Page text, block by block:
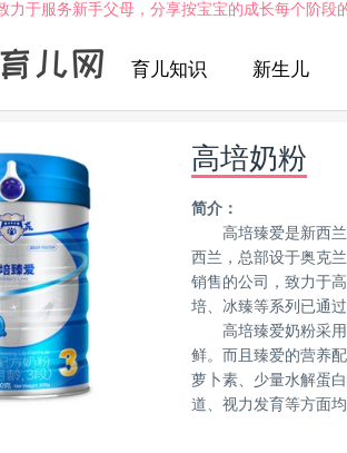
力于服务新手父母，分享按宝宝的成长每个阶段
育儿知识 新生儿
高培奶粉
简介：
高培臻爱是新西
西兰，总部设于奥克
销售的公司，致力于
培、冰臻等系列已通
高培臻爱奶粉采
鲜。而且臻爱的营养
萝卜素、少量水解蛋
道、视力发育等方面均